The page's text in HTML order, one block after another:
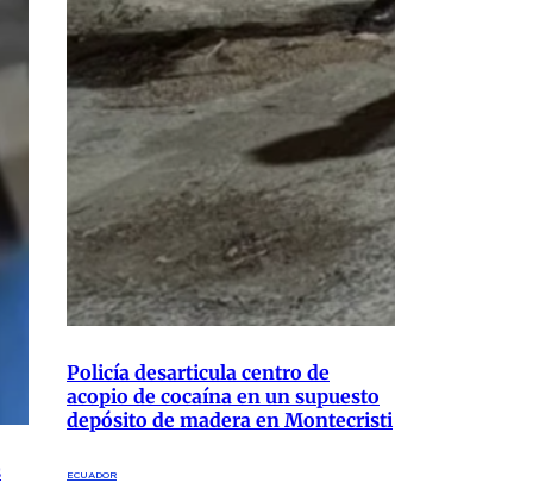
Policía desarticula centro de
acopio de cocaína en un supuesto
depósito de madera en Montecristi
ECUADOR